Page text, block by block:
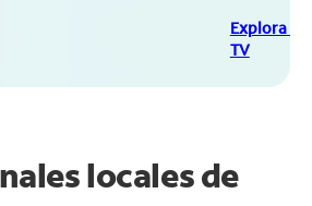
Explora
TV
locales de